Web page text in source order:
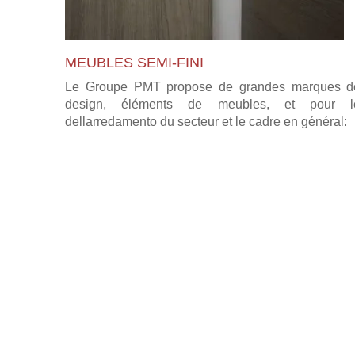
MEUBLES SEMI-FINI
Le Groupe PMT propose de grandes marques
design, éléments de meubles, et pour
dellarredamento du secteur et le cadre en général: